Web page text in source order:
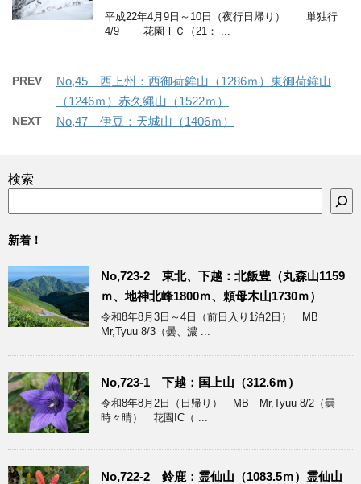
平成22年4月9日～10日（夜行日帰り） 単独行
4/9 花園ＩＣ（21： ...
PREV
No,45 西上州：西御荷鉾山（1286ｍ）東御荷鉾山
（1246ｍ）赤久縄山（1522ｍ）
NEXT No,47 伊豆：天城山（1406ｍ）
検索
新着！
No,723-2 東北、下越：北飯豊（丸森山1159
ｍ、地神北峰1800ｍ、頼母木山1730ｍ）
令和8年8月3日～4日（前日入り1泊2日） MB
Mr,Tyuu 8/3（曇、濃 ...
No,723-1 下越：国上山（312.6ｍ）
令和8年8月2日（日帰り） MB Mr,Tyuu 8/2（曇
時々晴） 花園IC（ ...
No,722-2 鈴鹿：霊仙山（1083.5ｍ）霊仙山